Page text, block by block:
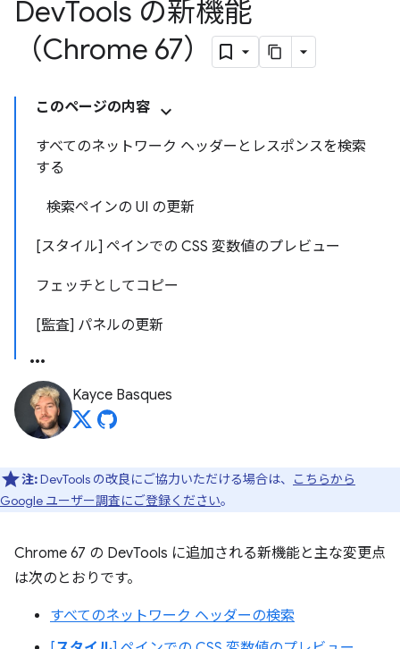
DevTools の新機能
（Chrome 67）
このページの内容
すべてのネットワーク ヘッダーとレスポンスを検索
する
検索ペインの UI の更新
[スタイル] ペインでの CSS 変数値のプレビュー
フェッチとしてコピー
[監査] パネルの更新
Kayce Basques
注:DevTools の改良にご協力いただける場合は、
こちらから
Google ユーザー調査にご登録ください。
Chrome 67 の DevTools に追加される新機能と主な変更点
は次のとおりです。
すべてのネットワーク ヘッダーの検索